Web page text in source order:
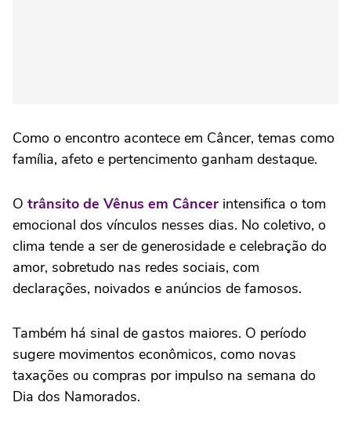
Como o encontro acontece em Câncer, temas como
família, afeto e pertencimento ganham destaque.
O trânsito de Vênus em Câncer intensifica o tom
emocional dos vínculos nesses dias. No coletivo, o
clima tende a ser de generosidade e celebração do
amor, sobretudo nas redes sociais, com
declarações, noivados e anúncios de famosos.
Também há sinal de gastos maiores. O período
sugere movimentos econômicos, como novas
taxações ou compras por impulso na semana do
Dia dos Namorados.